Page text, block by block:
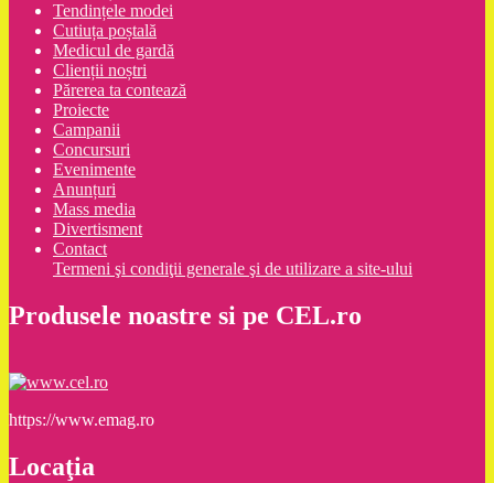
Tendințele modei
Cutiuța poștală
Medicul de gardă
Clienții noștri
Părerea ta contează
Proiecte
Campanii
Concursuri
Evenimente
Anunțuri
Mass media
Divertisment
Contact
Termeni şi condiţii generale şi de utilizare a site-ului
Produsele noastre si pe CEL.ro
https://www.emag.ro
Locaţia